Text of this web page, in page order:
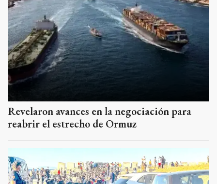
Revelaron avances en la negociación para
reabrir el estrecho de Ormuz